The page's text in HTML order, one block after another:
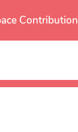
Contribution